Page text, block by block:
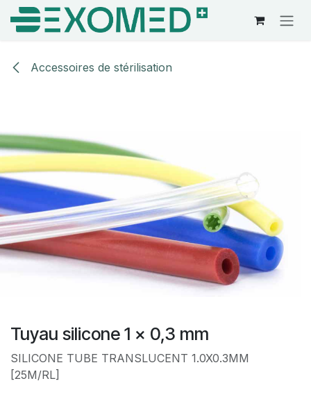
Se rendre au contenu
Accessoires de stérilisation
Tuyau silicone 1 x 0,3 mm
SILICONE TUBE TRANSLUCENT 1.0X0.3MM
[25M/RL]